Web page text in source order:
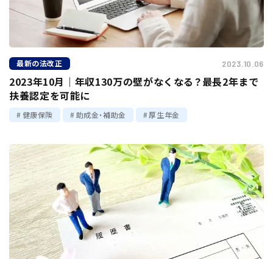
最新の法改正 2023.10.06
2023年10月｜年収130万の壁がなくなる？最長2年まで
扶養認定を可能に
健康保険 助成金・補助金 厚生年金